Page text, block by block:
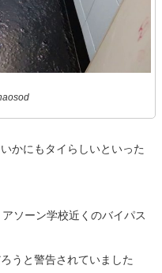
かにもタイらしいといった
ソーン学校近くのバイパス
うと警告されていました